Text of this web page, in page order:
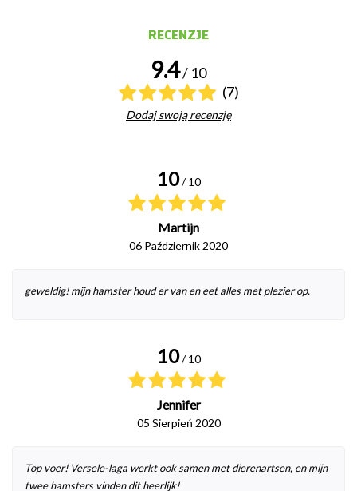
RECENZJE
9.4/ 10
(7)
Dodaj swoją recenzję
10 / 10
Martijn
06 Październik 2020
geweldig! mijn hamster houd er van en eet alles met plezier op.
10 / 10
Jennifer
05 Sierpień 2020
Top voer! Versele-laga werkt ook samen met dierenartsen, en mijn
twee hamsters vinden dit heerlijk!